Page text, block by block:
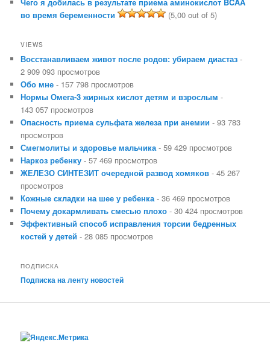
во время беременности
(5,00 out of 5)
VIEWS
Восстанавливаем живот после родов: убираем диастаз -
2 909 093 просмотров
Обо мне - 157 798 просмотров
Нормы Омега-3 жирных кислот детям и взрослым -
143 057 просмотров
Опасность приема сульфата железа при анемии - 93 783
просмотров
Смегмолиты и здоровье мальчика- 59 429 просмотров
Наркоз ребенку - 57 469 просмотров
ЖЕЛЕЗО СИНТЕЗИТ очередной развод хомяков - 45 267
просмотров
Кожные складки на шее у ребенка- 36 469 просмотров
Почему докармливать смесью плохо - 30 424 просмотров
Эффективный способ исправления торсии бедренных
костей у детей - 28 085 просмотров
ПОДПИСКА
Подписка на ленту новостей